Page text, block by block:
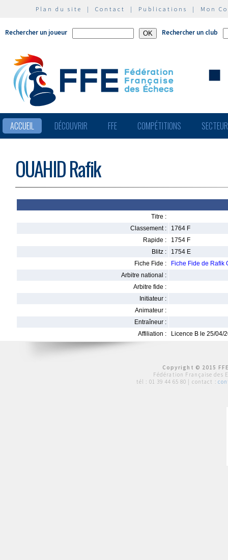
Plan du site | Contact | Publications | Mon
Rechercher un joueur Rechercher un club
ACCUEIL DÉCOUVRIR FFE COMPÉTITIONS
OUAHID Rafik
Titre :
Classement :
1764 F
Rapide :
1754 F
Blitz :
1754 E
Fiche Fide :
Fiche Fide de Rafik
Arbitre national :
Arbitre fide :
Initiateur :
Animateur :
Entraîneur :
Affiliation :
Licence B le 25/04/
Copyright © 2015
Fédération Française des
tél : 01 39 44 65 80 | contact :